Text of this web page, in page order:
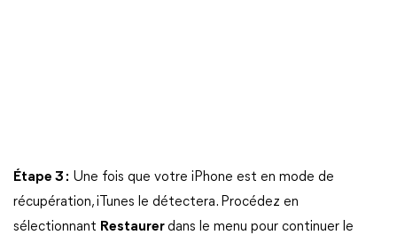
Étape 3 : Une fois que votre iPhone est en mode de
récupération, iTunes le détectera. Procédez en
sélectionnant Restaurer dans le menu pour continuer le